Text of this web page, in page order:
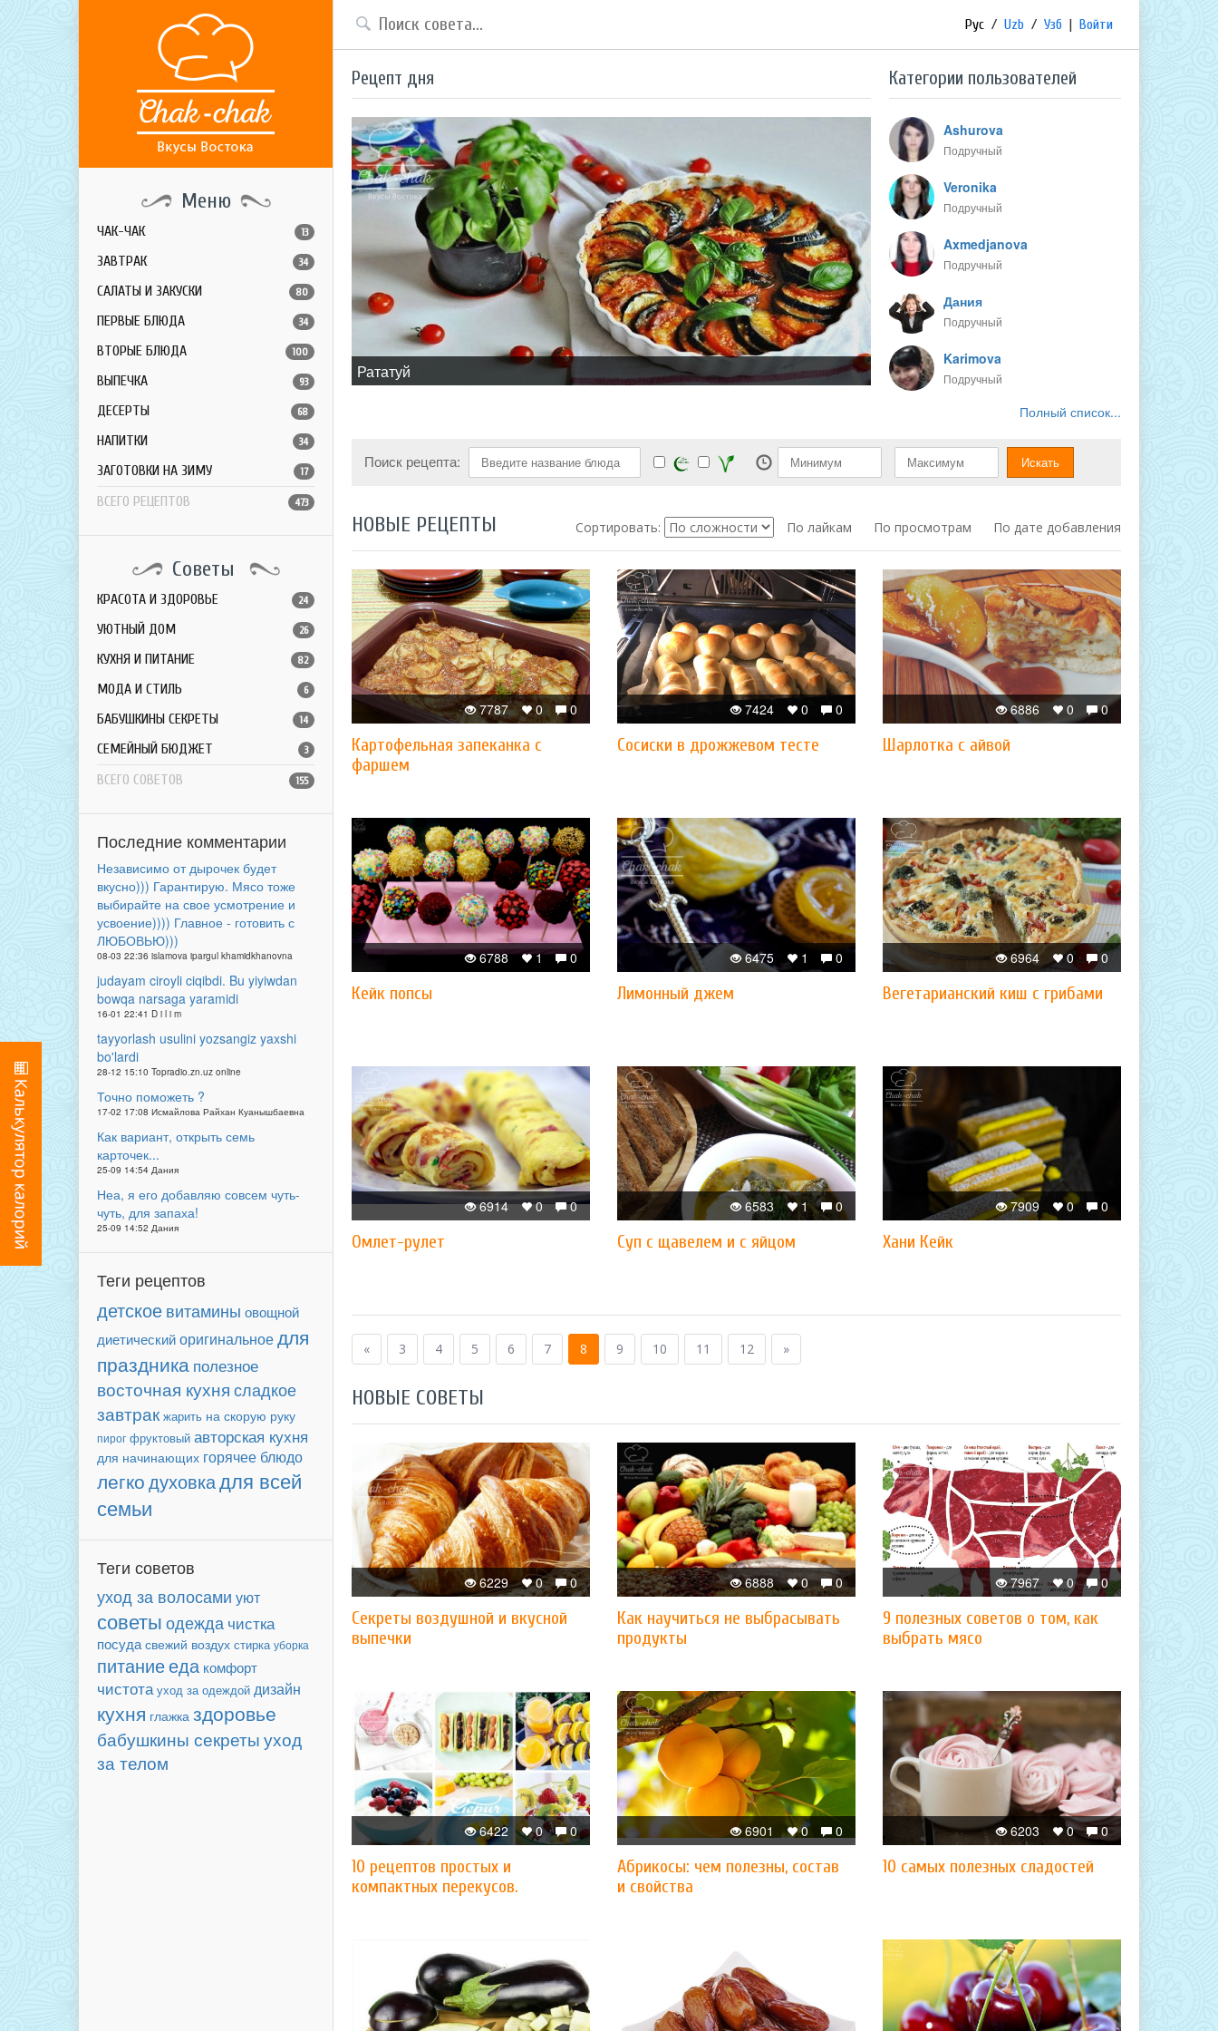
Меню
ЧАК-ЧАК 13
ЗАВТРАК 34
САЛАТЫ И ЗАКУСКИ 80
ПЕРВЫЕ БЛЮДА 34
ВТОРЫЕ БЛЮДА 100
ВЫПЕЧКА 93
ДЕСЕРТЫ 68
НАПИТКИ 34
ЗАГОТОВКИ НА ЗИМУ 17
ВСЕГО РЕЦЕПТОВ 473
Советы
КРАСОТА И ЗДОРОВЬЕ 24
УЮТНЫЙ ДОМ 26
КУХНЯ И ПИТАНИЕ 82
МОДА И СТИЛЬ 6
БАБУШКИНЫ СЕКРЕТЫ 14
СЕМЕЙНЫЙ БЮДЖЕТ 3
ВСЕГО СОВЕТОВ 155
Последние комментарии
Независимо от дырочек будет
вкусно))) Гарантирую. Мясо тоже
выбирайте на свое усмотрение и
усвоение)))) Главное - готовить с
ЛЮБОВЬЮ)))
08-03 22:36 islamova ipargul khamidkhanovna
judayam ciroyli ciqibdi. Bu yiyiwdan
bowqa narsaga yaramidi
16-01 22:41 D i l i m
tayyorlash usulini yozsangiz yaxshi
bo'lardi
28-12 15:10 Topradio.zn.uz online
Точно поможеть ?
17-02 17:08 Исмайлова Райхан Куанышбаевна
Как вариант, открыть семь
карточек...
25-09 14:54 Дания
Неа, я его добавляю совсем чуть-
чуть, для запаха!
25-09 14:52 Дания
Теги рецептов
детское витамины овощной
диетическийоригинальноедля
праздника полезное
восточная кухнясладкое
завтрак жарить на скорую руку
пирог фруктовый авторская кухня
для начинающих горячее блюдо
легкодуховкадля всей
семьи
Теги советов
уход за волосами уют
советы одежда чистка
посуда свежий воздух стирка уборка
питаниееда комфорт
чистота уход за одеждой дизайн
кухня глажка здоровье
бабушкины секретыуход
за телом
Рус / Uzb / Узб | Войти
Рецепт дня
​Рататуй
Категории пользователей
Ashurova
Подручный
Veronika
Подручный
Axmedjanova
Подручный
Дания
Подручный
Karimova
Подручный
Полный список...
Поиск рецепта:
НОВЫЕ РЕЦЕПТЫ Сортировать: По лайкам По просмотрам По дате добавления
0
0
7787
Картофельная запеканка с
фаршем
0
0
7424
Сосиски в дрожжевом тесте
0
0
6886
Шарлотка с айвой
0
1
6788
Кейк попсы
0
1
6475
Лимонный джем
0
0
6964
Вегетарианский киш с грибами
0
0
6914
Омлет-рулет
0
1
6583
Суп с щавелем и с яйцом
0
0
7909
Хани Кейк
« 3 4 5 6 7 8 9 10 11 12 »
НОВЫЕ СОВЕТЫ
0
0
6229
Секреты воздушной и вкусной
выпечки
0
0
6888
Как научиться не выбрасывать
продукты
0
0
7967
9 полезных советов о том, как
выбрать мясо
0
0
6422
10 рецептов простых и
компактных перекусов.
0
0
6901
Абрикосы: чем полезны, состав
и свойства
0
0
6203
10 самых полезных сладостей